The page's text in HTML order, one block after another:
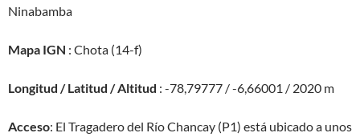
Ninabamba
Mapa IGN : Chota (14-f)
Longitud / Latitud / Altitud : -78,79777 / -6,66001 / 2020 m
Acceso: El Tragadero del Río Chancay (P1) está ubicado a unos